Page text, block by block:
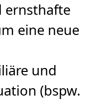
ernsthafte
eine neue
und
(bspw.